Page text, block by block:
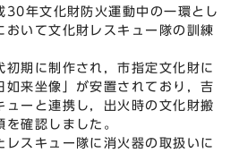
30年文化財防火運動中の一環とし
おいて文化財レスキュー隊の訓練
期に制作され，市指定文化財に
如来坐像」が安置されており，吉
ューと連携し，出火時の文化財搬
確認しました。
スキュー隊に消火器の取扱いに